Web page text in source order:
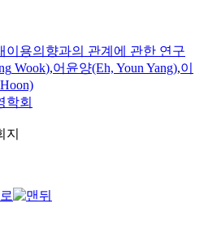
이용의향과의 관계에 관한 연구
Wook),어윤양(Eh, Youn Yang),이
학회